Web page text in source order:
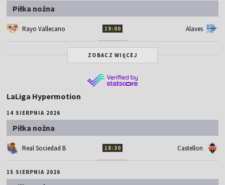
Piłka nożna
Rayo Vallecano 19:00 Alaves
ZOBACZ WIĘCEJ
LaLiga Hypermotion
14 SIERPNIA 2026
Piłka nożna
Real Sociedad B 18:30 Castellon
15 SIERPNIA 2026